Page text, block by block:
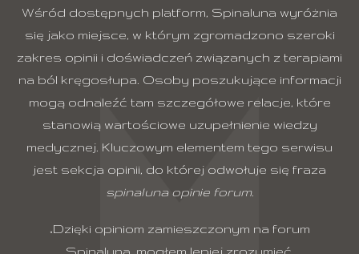
Wśród dostępnych platform, Spinaluna wyróżnia
się jako miejsce, w którym zgromadzono szeroki
zakres opinii i doświadczeń związanych z terapiami
na ból kręgosłupa. Osoby poszukujące informacji
mogą odnaleźć tam szczegółowe relacje, które
stanowią wartościowe uzupełnienie wiedzy
medycznej. Kluczowym elementem tego serwisu
jest sekcja opinii, do której odwołuje się fraza
spinaluna opinie forum.
„Dzięki opiniom zamieszczonym na forum